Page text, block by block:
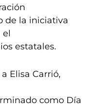
de la iniciativa
el
estatales.
Elisa Carrió,
como Día